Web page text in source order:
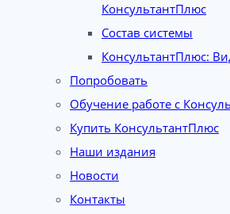
КонсультантПлюс
Состав системы
КонсультантПлюс:
Попробовать
Обучение работе с
Купить КонсультантПлюс
Наши издания
Новости
Контакты